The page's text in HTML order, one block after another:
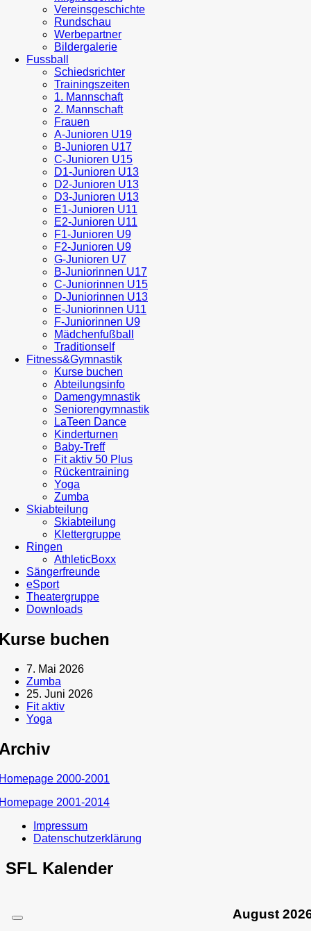
Vereinsgeschichte
Rundschau
Werbepartner
Bildergalerie
Fussball
Schiedsrichter
Trainingszeiten
1. Mannschaft
2. Mannschaft
Frauen
A-Junioren U19
B-Junioren U17
C-Junioren U15
D1-Junioren U13
D2-Junioren U13
D3-Junioren U13
E1-Junioren U11
E2-Junioren U11
F1-Junioren U9
F2-Junioren U9
G-Junioren U7
B-Juniorinnen U17
C-Juniorinnen U15
D-Juniorinnen U13
E-Juniorinnen U11
F-Juniorinnen U9
Mädchenfußball
Traditionself
Fitness&Gymnastik
Kurse buchen
Abteilungsinfo
Damengymnastik
Seniorengymnastik
LaTeen Dance
Kinderturnen
Baby-Treff
Fit aktiv 50 Plus
Rückentraining
Yoga
Zumba
Skiabteilung
Skiabteilung
Klettergruppe
Ringen
AthleticBoxx
Sängerfreunde
eSport
Theatergruppe
Downloads
buchen
7. Mai 2026
Zumba
25. Juni 2026
Fit aktiv
Yoga
2000-2001
2001-2014
Impressum
Datenschutzerklärung
SFL Kalender
August